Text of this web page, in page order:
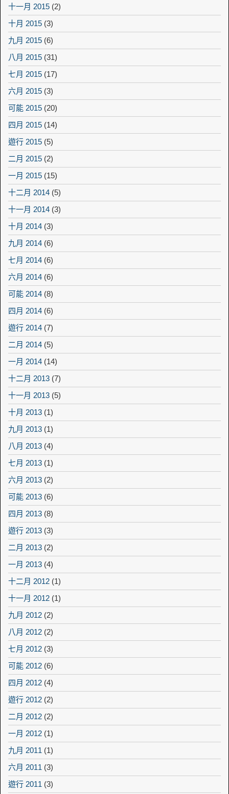
十一月 2015 (2)
十月 2015 (3)
九月 2015 (6)
八月 2015 (31)
七月 2015 (17)
六月 2015 (3)
可能 2015 (20)
四月 2015 (14)
遊行 2015 (5)
二月 2015 (2)
一月 2015 (15)
十二月 2014 (5)
十一月 2014 (3)
十月 2014 (3)
九月 2014 (6)
七月 2014 (6)
六月 2014 (6)
可能 2014 (8)
四月 2014 (6)
遊行 2014 (7)
二月 2014 (5)
一月 2014 (14)
十二月 2013 (7)
十一月 2013 (5)
十月 2013 (1)
九月 2013 (1)
八月 2013 (4)
七月 2013 (1)
六月 2013 (2)
可能 2013 (6)
四月 2013 (8)
遊行 2013 (3)
二月 2013 (2)
一月 2013 (4)
十二月 2012 (1)
十一月 2012 (1)
九月 2012 (2)
八月 2012 (2)
七月 2012 (3)
可能 2012 (6)
四月 2012 (4)
遊行 2012 (2)
二月 2012 (2)
一月 2012 (1)
九月 2011 (1)
六月 2011 (3)
遊行 2011 (3)